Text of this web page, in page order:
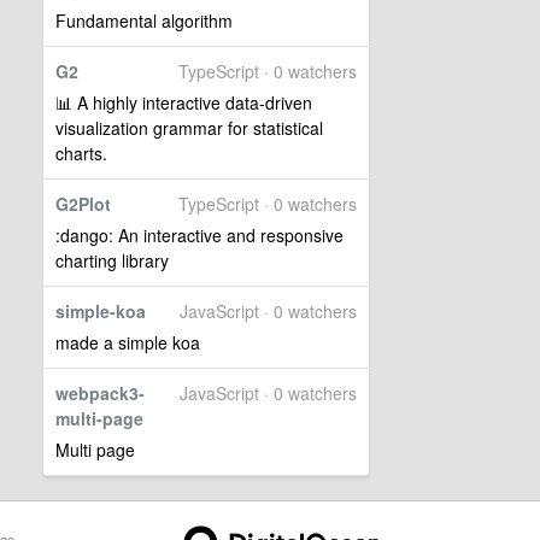
Fundamental algorithm
TypeScript · 0 watchers
G2
📊 A highly interactive data-driven
visualization grammar for statistical
charts.
TypeScript · 0 watchers
G2Plot
:dango: An interactive and responsive
charting library
JavaScript · 0 watchers
simple-koa
made a simple koa
JavaScript · 0 watchers
webpack3-
multi-page
Multi page